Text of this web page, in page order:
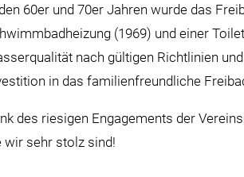
60er und 70er Jahren wurde das
(1969) und einer
nach gültigen Richtlinien
in das familienfreundliche
des riesigen Engagements der
wir sehr stolz sind!